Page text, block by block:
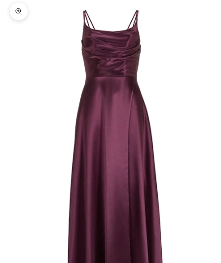
Bild vergrößern